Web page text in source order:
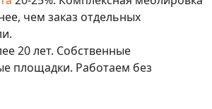
чем заказ отдельных
20 лет. Собственные
площадки. Работаем без